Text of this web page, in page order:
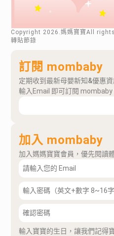
Copyright 2026 .媽媽寶寶All
轉貼節錄
訂閱 mombaby
定期收到最新母嬰新知&優惠資
輸入Email 即可訂閱 mombaby
加入 mombaby
加入媽媽寶寶會員，優先閱讀
輸入寶寶的生日，讓我們記得